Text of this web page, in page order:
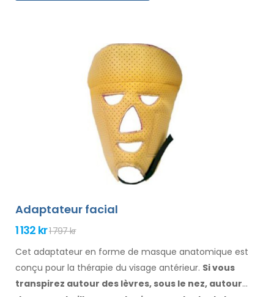
Adaptateur facial
1 132 kr1 797 kr
Cet adaptateur en forme de masque anatomique est
conçu pour la thérapie du visage antérieur. Si vous
transpirez autour des lèvres, sous le nez, autour